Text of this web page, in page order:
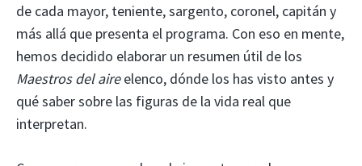
de cada mayor, teniente, sargento, coronel, capitán y
más allá que presenta el programa. Con eso en mente,
hemos decidido elaborar un resumen útil de los
Maestros del aireelenco, dónde los has visto antes y
qué saber sobre las figuras de la vida real que
interpretan.